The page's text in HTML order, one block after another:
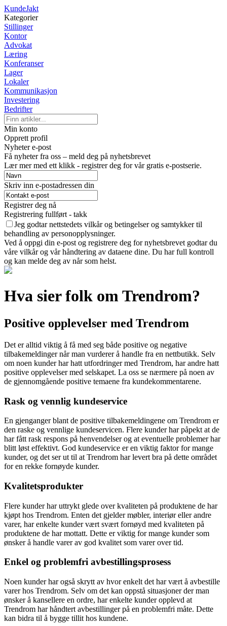
KundeJakt
Kategorier
Stillinger
Kontor
Advokat
Læring
Konferanser
Lager
Lokaler
Kommunikasjon
Investering
Bedrifter
Min konto
Opprett profil
Nyheter e-post
Få nyheter fra oss – meld deg på nyhetsbrevet
Lær mer med ett klikk - registrer deg for vår gratis e-postserie.
Skriv inn e-postadressen din
Registrer deg nå
Registrering fullført - takk
Jeg godtar nettstedets vilkår og betingelser og samtykker til
behandling av personopplysninger.
Ved å oppgi din e-post og registrere deg for nyhetsbrevet godtar du
våre vilkår og vår håndtering av dataene dine. Du har full kontroll
og kan melde deg av når som helst.
Hva sier folk om Trendrom?
Positive opplevelser med Trendrom
Det er alltid viktig å få med seg både positive og negative
tilbakemeldinger når man vurderer å handle fra en nettbutikk. Selv
om noen kunder har hatt utfordringer med Trendrom, har andre hatt
positive opplevelser med selskapet. La oss se nærmere på noen av
de gjennomgående positive temaene fra kundekommentarene.
Rask og vennlig kundeservice
En gjenganger blant de positive tilbakemeldingene om Trendrom er
den raske og vennlige kundeservicen. Flere kunder har påpekt at de
har fått rask respons på henvendelser og at eventuelle problemer har
blitt løst effektivt. God kundeservice er en viktig faktor for mange
kunder, og det ser ut til at Trendrom har levert bra på dette området
for en rekke fornøyde kunder.
Kvalitetsprodukter
Flere kunder har uttrykt glede over kvaliteten på produktene de har
kjøpt hos Trendrom. Enten det gjelder møbler, interiør eller andre
varer, har enkelte kunder vært svært fornøyd med kvaliteten på
produktene de har mottatt. Dette er viktig for mange kunder som
ønsker å handle varer av god kvalitet som varer over tid.
Enkel og problemfri avbestillingsprosess
Noen kunder har også skrytt av hvor enkelt det har vært å avbestille
varer hos Trendrom. Selv om det kan oppstå situasjoner der man
ønsker å kansellere en ordre, har enkelte kunder opplevd at
Trendrom har håndtert avbestillinger på en problemfri måte. Dette
kan bidra til å bygge tillit hos kundene.